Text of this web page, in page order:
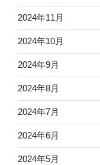
2024年11月
2024年10月
2024年9月
2024年8月
2024年7月
2024年6月
2024年5月